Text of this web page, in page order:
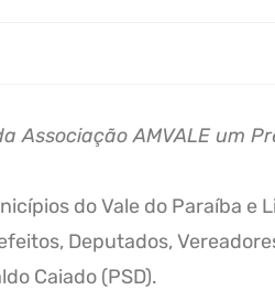
Associação AMVALE um
do Vale do Paraíba
Deputados,
Caiado (PSD).